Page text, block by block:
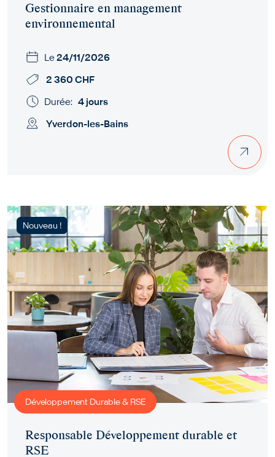
Gestionnaire en management
environnemental
Le24/11/2026
2 360 CHF
Durée: 4 jours
Yverdon-les-Bains
Développement Durable & RSE
Nouveau !
Responsable Développement durable et
RSE